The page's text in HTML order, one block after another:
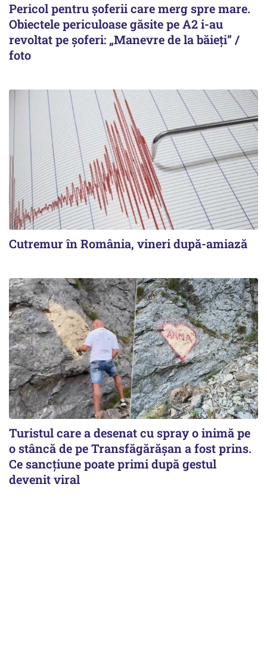
Pericol pentru șoferii care merg spre mare.
Obiectele periculoase găsite pe A2 i-au
revoltat pe șoferi: „Manevre de la băieți” /
foto
Cutremur în România, vineri după-amiază
Turistul care a desenat cu spray o inimă pe
o stâncă de pe Transfăgărășan a fost prins.
Ce sancțiune poate primi după gestul
devenit viral